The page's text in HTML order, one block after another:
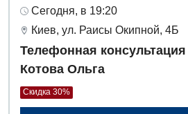
Педиатрическое отделение
Проктология
Пульмонология
Сегодня, в 19:20
Киев, ул. Раисы Окипной, 4Б
Телефонная
Котова Ольга
Скидка 30%